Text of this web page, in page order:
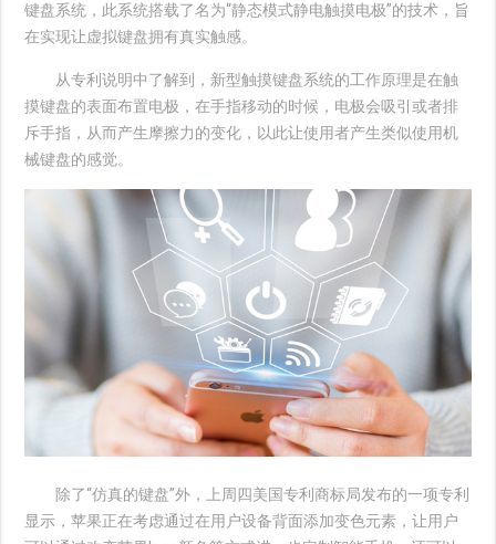
键盘系统，此系统搭载了名为“静态模式静电触摸电极”的技术，旨
在实现让虚拟键盘拥有真实触感。
从专利说明中了解到，新型触摸键盘系统的工作原理是在触
摸键盘的表面布置电极，在手指移动的时候，电极会吸引或者排
斥手指，从而产生摩擦力的变化，以此让使用者产生类似使用机
械键盘的感觉。
除了“仿真的键盘”外，上周四美国专利商标局发布的一项专利
显示，苹果正在考虑通过在用户设备背面添加变色元素，让用户